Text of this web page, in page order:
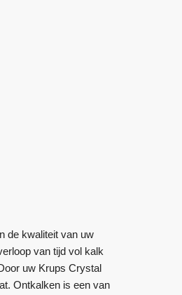
de kwaliteit van uw
van tijd vol kalk
uw Krups Crystal
Ontkalken is een van